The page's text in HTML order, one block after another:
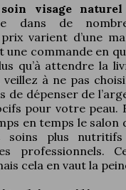
soin visage naturel
dans de
varient d’une
une commande en
qu’à attendre la
à ne pas
de dépenser de
pour votre peau.
en temps le salon
soins plus
professionnels.
cela en vaut la